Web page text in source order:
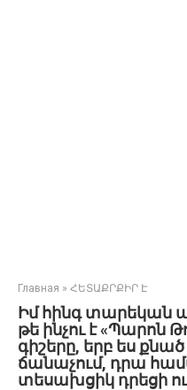
Главная » ՀԵՏԱՔՐՔԻՐ Է
Իմ հինգ տարեկան
թե ինչու է «Պարոն
գիշերը, երբ ես քնած
ճանաչում, դրա
տեսախցիկ դրեցի